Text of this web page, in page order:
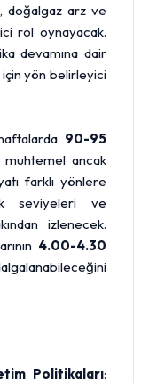
doğalgaz arz ve
rol oynayacak.
devamına dair
yön belirleyici
90-95
muhtemel ancak
farklı yönlere
seviyeleri ve
izlenecek.
4.00-4.30
Politikaları: